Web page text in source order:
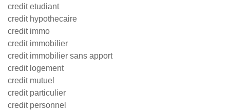
credit etudiant
credit hypothecaire
credit immo
credit immobilier
credit immobilier sans apport
credit logement
credit mutuel
credit particulier
credit personnel